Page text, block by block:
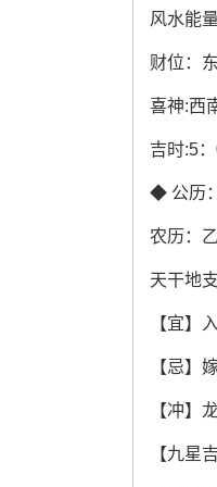
风水能
财位：
喜神:西
吉时:5
◆ 公历
农历：
天干地
【宜】
【忌】
【冲】
【九星